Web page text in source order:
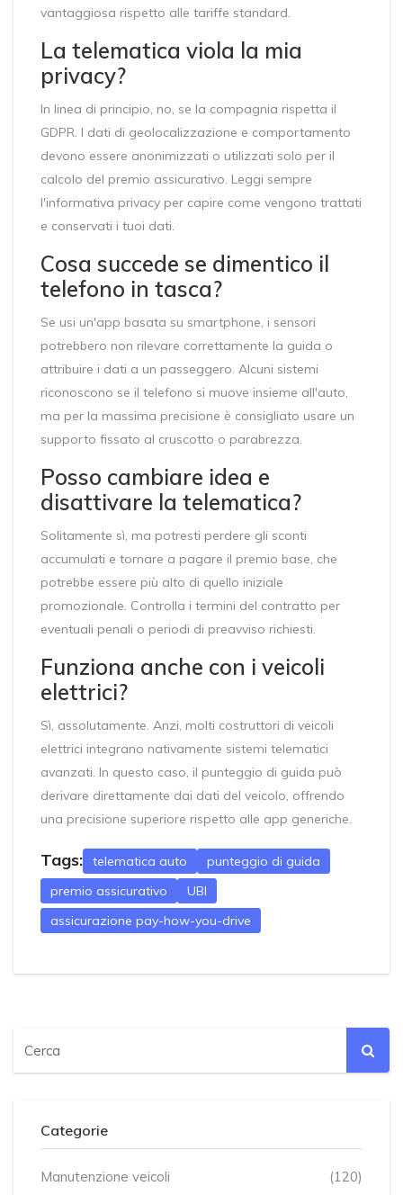
vantaggiosa rispetto alle tariffe standard.
La telematica viola la mia
privacy?
In linea di principio, no, se la compagnia rispetta il
GDPR. I dati di geolocalizzazione e comportamento
devono essere anonimizzati o utilizzati solo per il
calcolo del premio assicurativo. Leggi sempre
l'informativa privacy per capire come vengono trattati
e conservati i tuoi dati.
Cosa succede se dimentico il
telefono in tasca?
Se usi un'app basata su smartphone, i sensori
potrebbero non rilevare correttamente la guida o
attribuire i dati a un passeggero. Alcuni sistemi
riconoscono se il telefono si muove insieme all'auto,
ma per la massima precisione è consigliato usare un
supporto fissato al cruscotto o parabrezza.
Posso cambiare idea e
disattivare la telematica?
Solitamente sì, ma potresti perdere gli sconti
accumulati e tornare a pagare il premio base, che
potrebbe essere più alto di quello iniziale
promozionale. Controlla i termini del contratto per
eventuali penali o periodi di preavviso richiesti.
Funziona anche con i veicoli
elettrici?
Sì, assolutamente. Anzi, molti costruttori di veicoli
elettrici integrano nativamente sistemi telematici
avanzati. In questo caso, il punteggio di guida può
derivare direttamente dai dati del veicolo, offrendo
una precisione superiore rispetto alle app generiche.
Tags: telematica auto
punteggio di guida
premio assicurativo
UBI
assicurazione pay-how-you-drive
Categorie
Manutenzione veicoli (120)